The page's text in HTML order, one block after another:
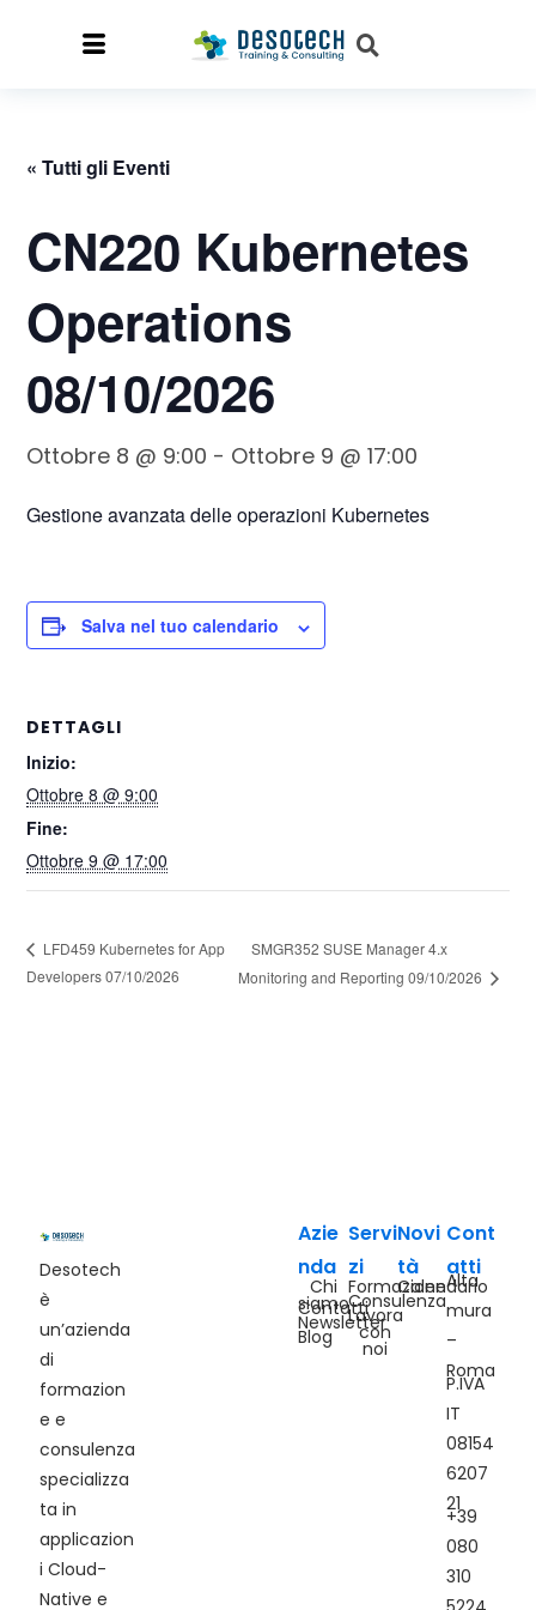
« Tutti gli Eventi
CN220 Kubernetes
Operations
08/10/2026
Ottobre 8 @ 9:00 - Ottobre 9 @ 17:00
Gestione avanzata delle operazioni Kubernetes
Salva nel tuo calendario
DETTAGLI
Inizio:
Ottobre 8 @ 9:00
Fine:
Ottobre 9 @ 17:00
LFD459 Kubernetes for App
Developers 07/10/2026
SMGR352 SUSE Manager 4.x
Monitoring and Reporting 09/10/2026
Desotech
è
un’azienda
di
formazion
e e
consulenza
specializza
ta in
applicazion
i Cloud-
Native e
Azie
nda
Chi
siamo
Contatti
Newsletter
Blog
Servi
zi
Formazione
Consulenza
Lavora
con
noi
Novi
tà
Calendario
Cont
atti
Alta
mura
–
Roma
P.IVA
IT
08154
6207
21
+39
080
310